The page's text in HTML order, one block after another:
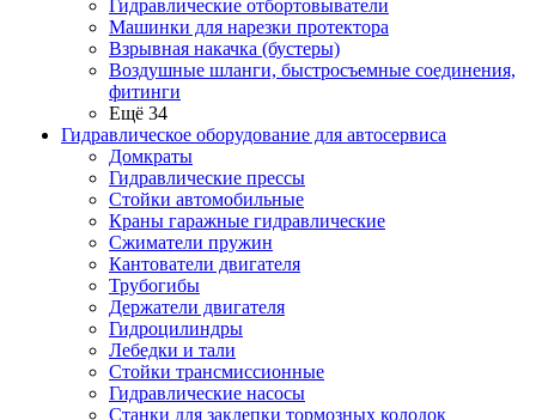
Гидравлические отбортовыватели
Машинки для нарезки протектора
Взрывная накачка (бустеры)
Воздушные шланги, быстросъемные соединения,
фитинги
Ещё 34
Гидравлическое оборудование для автосервиса
Домкраты
Гидравлические прессы
Стойки автомобильные
Краны гаражные гидравлические
Сжиматели пружин
Кантователи двигателя
Трубогибы
Держатели двигателя
Гидроцилиндры
Лебедки и тали
Стойки трансмиссионные
Гидравлические насосы
Cтанки для заклепки тормозных колодок